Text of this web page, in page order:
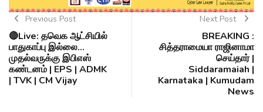
Previous Post
🔴Live: தவெக ஆட்சியில்
பாதுகாப்பு இல்லை...
முதல்வருக்கு இபிஎஸ்
கண்டனம் | EPS | ADMK
| TVK | CM Vijay
Next Post
BREAKING :
சித்தராமையா ராஜினாமா
செய்தார் |
Siddaramaiah |
Karnataka | Kumudam
News